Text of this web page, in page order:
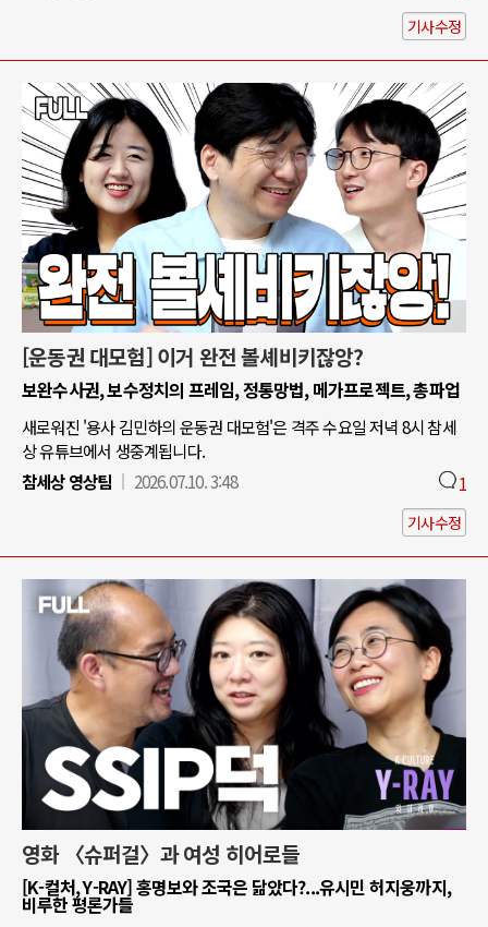
기사수정
[운동권 대모험] 이거 완전 볼셰비키잖앙?
보완수사권, 보수정치의 프레임, 정통망법, 메가프로젝트, 총파업
새로워진 '용사 김민하의 운동권 대모험'은 격주 수요일 저녁 8시 참세
상 유튜브에서 생중계됩니다.
참세상 영상팀
2026.07.10. 3:48 1
기사수정
영화 〈슈퍼걸〉과 여성 히어로들
[K-컬처, Y-RAY] 홍명보와 조국은 닮았다?...유시민 허지웅까지,
비루한 평론가들